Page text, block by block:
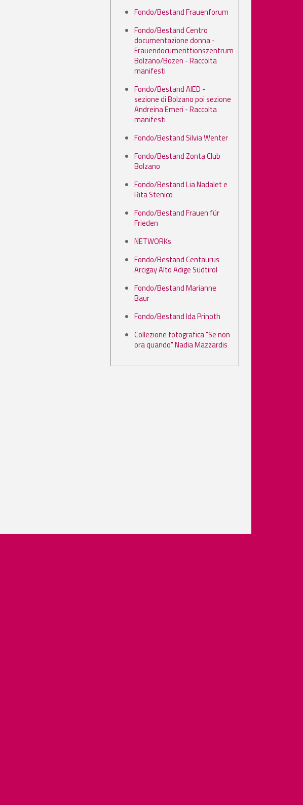
Fondo/Bestand Frauenforum
Fondo/Bestand Centro
documentazione donna -
Frauendocumenttionszentrum
Bolzano/Bozen - Raccolta
manifesti
Fondo/Bestand AIED -
sezione di Bolzano poi sezione
Andreina Emeri - Raccolta
manifesti
Fondo/Bestand Silvia Wenter
Fondo/Bestand Zonta Club
Bolzano
Fondo/Bestand Lia Nadalet e
Rita Stenico
Fondo/Bestand Frauen für
Frieden
NETWORKs
Fondo/Bestand Centaurus
Arcigay Alto Adige Südtirol
Fondo/Bestand Marianne
Baur
Fondo/Bestand Ida Prinoth
Collezione fotografica "Se non
ora quando" Nadia Mazzardis